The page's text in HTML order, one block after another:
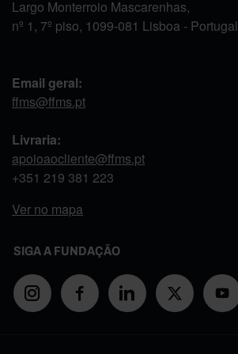
Largo Monterroio Mascarenhas,
nº 1, 7º piso, 1099-081 Lisboa - Portugal
Email geral:
ffms@ffms.pt
Livraria:
apoioaocliente@ffms.pt
+351 219 381 223
Ver no mapa
SIGA A FUNDAÇÃO